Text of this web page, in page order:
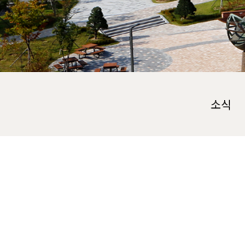
소식